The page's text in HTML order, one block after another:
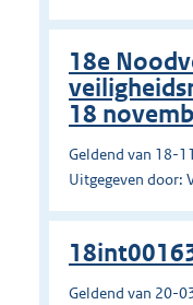
18e
18
Geldend van 18-
Uitgegeven door:
Geldend van 20-